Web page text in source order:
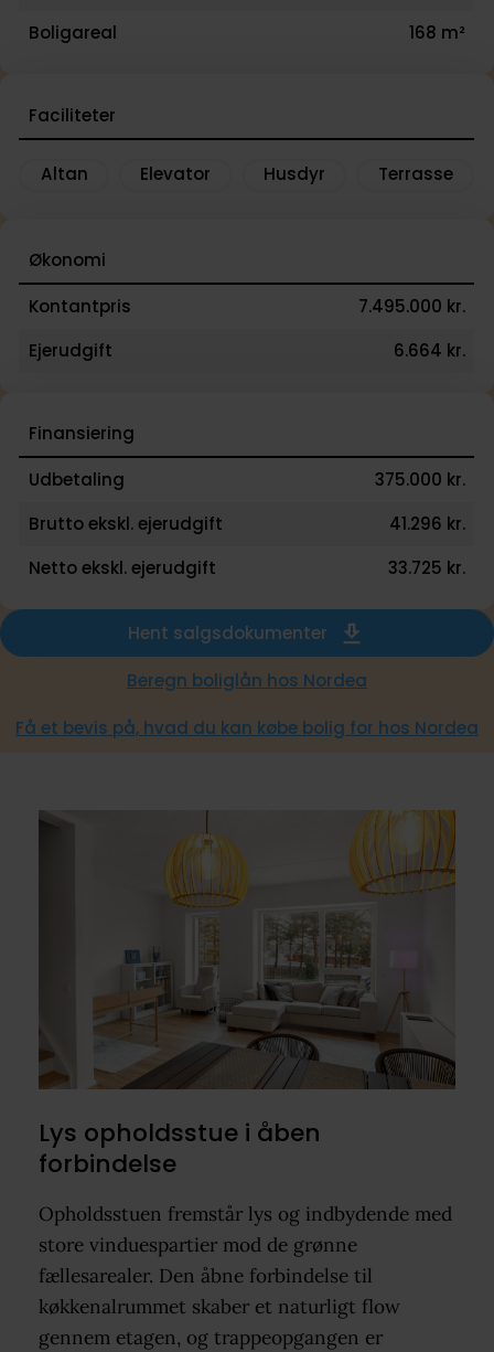
Boligareal 168 m²
Faciliteter
Altan Elevator Husdyr Terrasse
Økonomi
Kontantpris
7.495.000 kr.
Ejerudgift
6.664 kr.
Finansiering
Udbetaling
375.000 kr.
Brutto ekskl. ejerudgift
41.296 kr.
Netto ekskl. ejerudgift
33.725 kr.
Hent salgsdokumenter
Beregn boliglån hos Nordea
Få et bevis på, hvad du kan købe bolig for hos Nordea
Lys opholdsstue i åben
forbindelse
Opholdsstuen fremstår lys og indbydende med
store vinduespartier mod de grønne
fællesarealer. Den åbne forbindelse til
køkkenalrummet skaber et naturligt flow
gennem etagen, og trappeopgangen er